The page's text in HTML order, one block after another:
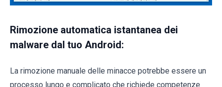
Rimozione automatica istantanea dei
malware dal tuo Android:
La rimozione manuale delle minacce potrebbe essere un
processo lungo e complicato che richiede competenze